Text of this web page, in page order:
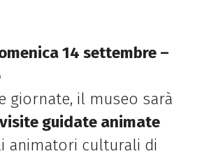
14 settembre –
giornate, il museo sarà
visite guidate animate
animatori culturali di